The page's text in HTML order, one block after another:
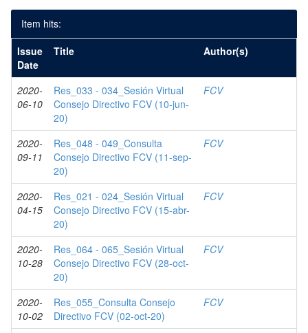
Item hits:
Issue
Date
Title Author(s)
2020-
06-10
Res_033 - 034_Sesión Virtual
Consejo Directivo FCV (10-jun-
20)
FCV
2020-
09-11
Res_048 - 049_Consulta
Consejo Directivo FCV (11-sep-
20)
FCV
2020-
04-15
Res_021 - 024_Sesión Virtual
Consejo Directivo FCV (15-abr-
20)
FCV
2020-
10-28
Res_064 - 065_Sesión Virtual
Consejo Directivo FCV (28-oct-
20)
FCV
2020-
10-02
Res_055_Consulta Consejo
Directivo FCV (02-oct-20)
FCV